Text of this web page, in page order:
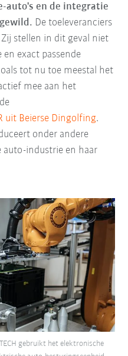
auto's en de integratie
De toeleveranciers
stellen in dit geval niet
exact passende
tot nu toe meestal het
mee aan het
uit Beierse Dingolfing.
onder andere
auto-industrie en haar
gebruikt het elektronische